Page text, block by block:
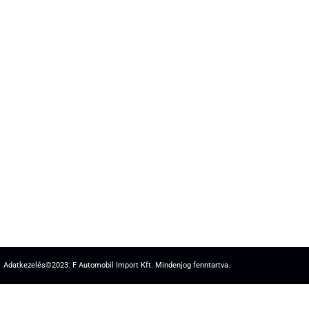
Adatkezelés©2023. F Automobil Import Kft. Mindenjog fenntartva.